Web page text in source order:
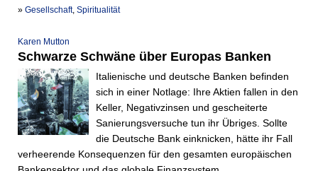
» Gesellschaft, Spiritualität
Karen Mutton
Schwarze Schwäne über Europas Banken
Italienische und deutsche Banken befinden
sich in einer Notlage: Ihre Aktien fallen in den
Keller, Negativzinsen und gescheiterte
Sanierungsversuche tun ihr Übriges. Sollte
die Deutsche Bank einknicken, hätte ihr Fall
verheerende Konsequenzen für den gesamten europäischen